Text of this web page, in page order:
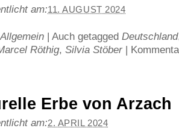
am:11. AUGUST 2024
Allgemein | Auch getagged Deutschland
Röthig, Silvia Stöber |
Erbe von Arzach
am:2. APRIL 2024